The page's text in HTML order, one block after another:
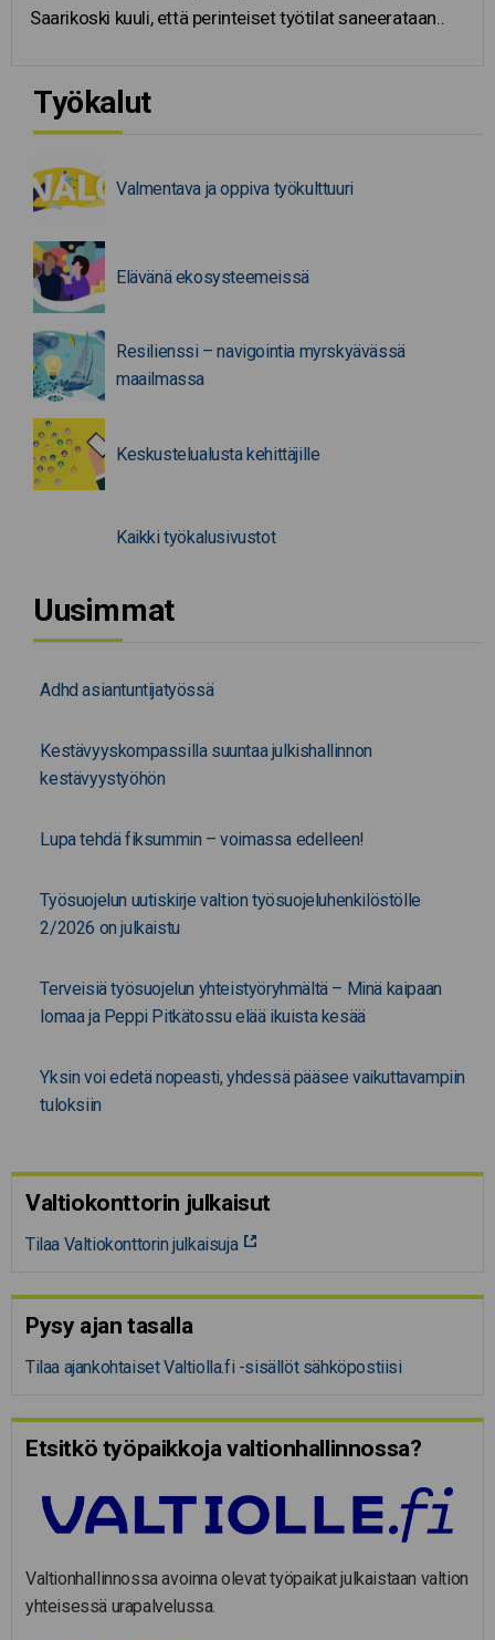
Saarikoski kuuli, että perinteiset työtilat saneerataan..
Työkalut
Valmentava ja oppiva työkulttuuri
Elävänä ekosysteemeissä
Resilienssi – navigointia myrskyävässä
maailmassa
Keskustelualusta kehittäjille
Kaikki työkalusivustot
Uusimmat
Adhd asiantuntijatyössä
Kestävyyskompassilla suuntaa julkishallinnon
kestävyystyöhön
Lupa tehdä fiksummin – voimassa edelleen!
Työsuojelun uutiskirje valtion työsuojeluhenkilöstölle
2/2026 on julkaistu
Terveisiä työsuojelun yhteistyöryhmältä – Minä kaipaan
lomaa ja Peppi Pitkätossu elää ikuista kesää
Yksin voi edetä nopeasti, yhdessä pääsee vaikuttavampiin
tuloksiin
Valtiokonttorin julkaisut
Tilaa Valtiokonttorin julkaisuja
Pysy ajan tasalla
Tilaa ajankohtaiset Valtiolla.fi -sisällöt sähköpostiisi
Etsitkö työpaikkoja valtion­hal­lin­nossa?
Valtionhallinnossa avoinna olevat työpaikat julkaistaan valtion
yhteisessä urapalvelussa.